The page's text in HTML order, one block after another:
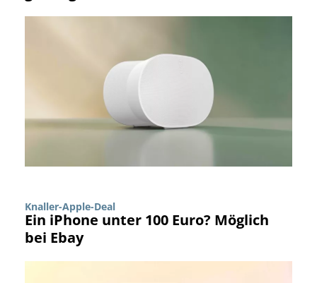
Knaller-Apple-Deal
Ein iPhone unter 100 Euro? Möglich
bei Ebay